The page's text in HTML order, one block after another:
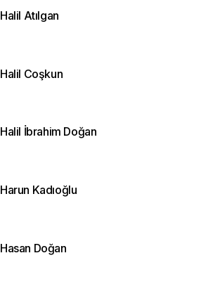
Halil Atılgan
Halil Coşkun
Halil İbrahim Doğan
Harun Kadıoğlu
Hasan Doğan